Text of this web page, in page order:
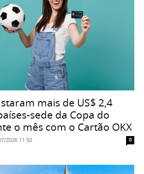
mais de US$ 2,4
sede da Copa do
o mês com o Cartão OKX
2026 11:50 0